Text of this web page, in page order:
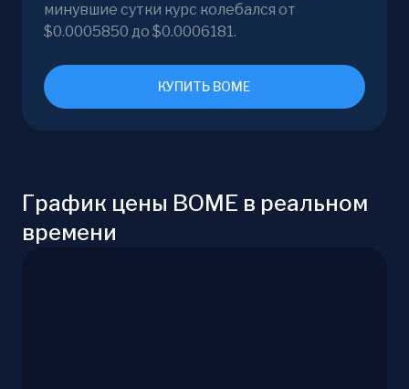
минувшие сутки курс колебался от
$0.0005850 до $0.0006181.
КУПИТЬ BOME
График цены BOME в реальном
времени